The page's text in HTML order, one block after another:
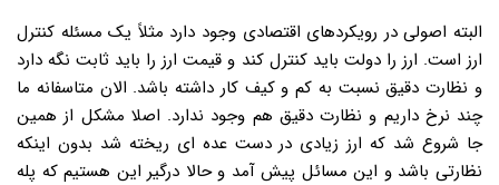
البته اصولی در رویکردهای اقتصادی وجود دارد مثلاً یک مسئله کنترل
ارز است. ارز را دولت باید کنترل کند و قیمت ارز را باید ثابت نگه دارد
و نظارت دقیق نسبت به کم و کیف کار داشته باشد. الان متاسفانه ما
چند نرخ داریم و نظارت دقیق هم وجود ندارد. اصلا مشکل از همین
جا شروع شد که ارز زیادی در دست عده ای ریخته شد بدون اینکه
نظارتی باشد و این مسائل پیش آمد و حالا درگیر این هستیم که پله